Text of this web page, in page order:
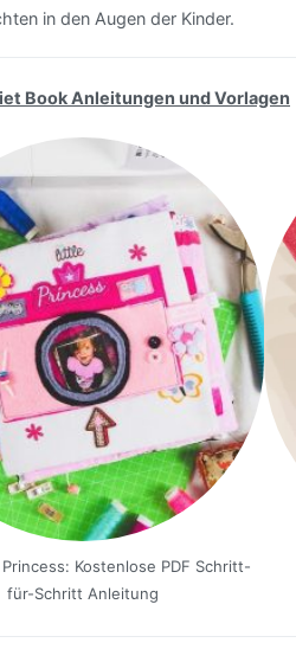
in den Augen der Kinder.
Book Anleitungen und Vorlagen
Kostenlose PDF Schritt-
für-Schritt Anleitung